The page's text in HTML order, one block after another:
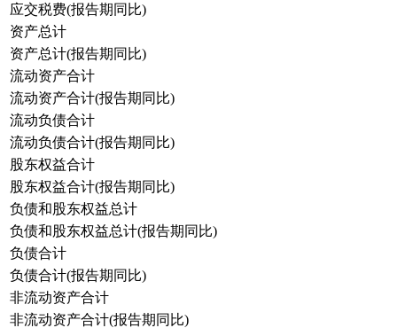
应交税费(报告期同比)
资产总计
资产总计(报告期同比)
流动资产合计
流动资产合计(报告期同比)
流动负债合计
流动负债合计(报告期同比)
股东权益合计
股东权益合计(报告期同比)
负债和股东权益总计
负债和股东权益总计(报告期同比)
负债合计
负债合计(报告期同比)
非流动资产合计
非流动资产合计(报告期同比)